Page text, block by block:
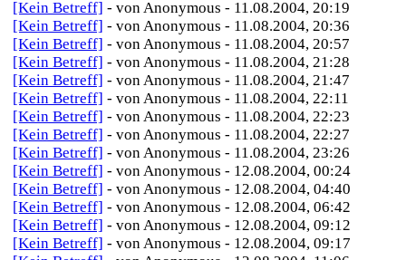
[Kein Betreff] - von Anonymous - 11.08.2004, 20:19
[Kein Betreff] - von Anonymous - 11.08.2004, 20:36
[Kein Betreff] - von Anonymous - 11.08.2004, 20:57
[Kein Betreff] - von Anonymous - 11.08.2004, 21:28
[Kein Betreff] - von Anonymous - 11.08.2004, 21:47
[Kein Betreff] - von Anonymous - 11.08.2004, 22:11
[Kein Betreff] - von Anonymous - 11.08.2004, 22:23
[Kein Betreff] - von Anonymous - 11.08.2004, 22:27
[Kein Betreff] - von Anonymous - 11.08.2004, 23:26
[Kein Betreff] - von Anonymous - 12.08.2004, 00:24
[Kein Betreff] - von Anonymous - 12.08.2004, 04:40
[Kein Betreff] - von Anonymous - 12.08.2004, 06:42
[Kein Betreff] - von Anonymous - 12.08.2004, 09:12
[Kein Betreff] - von Anonymous - 12.08.2004, 09:17